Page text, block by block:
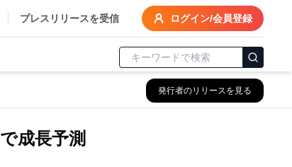
プレスリリースを受信 ログイン/会員登録
発行者のリリースを見る
成長予測